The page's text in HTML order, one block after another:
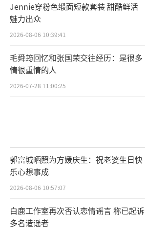
Jennie穿粉色缎面短款套装 甜酷鲜活
魅力出众
2026-08-06 10:39:41
毛舜筠回忆和张国荣交往经历：是很多
情很重情的人
2026-07-28 11:00:25
郭富城晒照为方媛庆生：祝老婆生日快
乐心想事成
2026-08-06 10:57:07
白鹿工作室再次否认恋情谣言 称已起诉
多名造谣者